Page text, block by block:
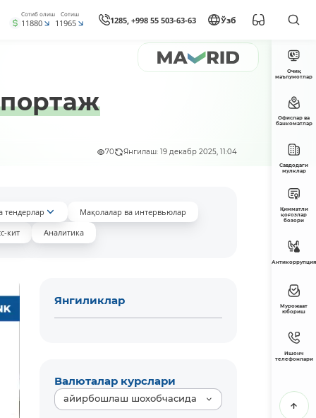
Сотиб олиш
11880
Сотиш
11965 1285, +998 55 503-63-63 Ўзб
70 Янгилаш: 19 декабр 2025, 11:04
тендерлар
Мақолалар ва интервьюлар
кит
Аналитика
Янгиликлар
Валюталар курслари
айирбошлаш шохобчасида
Очиқ
маълумотлар
Офислар ва
банкоматлар
Савдодаги
мулклар
Қимматли
қоғозлар
бозори
Антикоррупция
Мурожаат
юбориш
Ишонч
телефонлари